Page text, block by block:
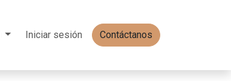
Iniciar sesión Contáctanos